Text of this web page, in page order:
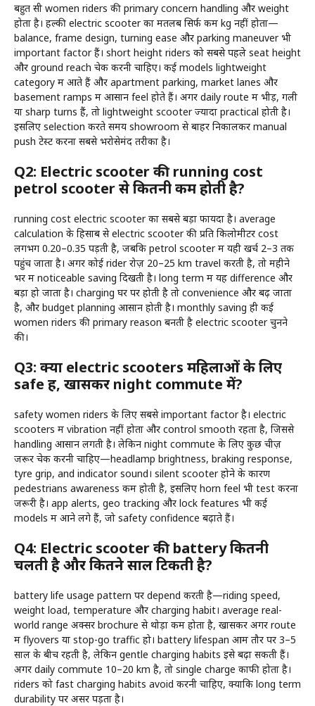
बहुत सी women riders की primary concern handling और weight
होता है। हल्की electric scooter का मतलब सिर्फ कम kg नहीं होता—
balance, frame design, turning ease और parking maneuver भी
important factor हैं। short height riders को सबसे पहले seat height
और ground reach चेक करनी चाहिए। कई models lightweight
category में आते हैं और apartment parking, market lanes और
basement ramps में आसान feel होते हैं। अगर daily route में भीड़, गली
या sharp turns हैं, तो lightweight scooter ज्यादा practical होती है।
इसलिए selection करते समय showroom से बाहर निकालकर manual
push टेस्ट करना सबसे भरोसेमंद तरीका है।
Q2: Electric scooter की running cost
petrol scooter से कितनी कम होती है?
running cost electric scooter का सबसे बड़ा फायदा है। average
calculation के हिसाब से electric scooter की प्रति किलोमीटर cost
लगभग ₹0.20–₹0.35 पड़ती है, जबकि petrol scooter में यही खर्च ₹2–₹3 तक
पहुंच जाता है। अगर कोई rider रोज़ 20–25 km travel करती है, तो महीने
भर में noticeable saving दिखती है। long term में यह difference और
बड़ा हो जाता है। charging घर पर होती है तो convenience और बढ़ जाता
है, और budget planning आसान होती है। monthly saving ही कई
women riders की primary reason बनती है electric scooter चुनने
की।
Q3: क्या electric scooters महिलाओं के लिए
safe हैं, खासकर night commute में?
safety women riders के लिए सबसे important factor है। electric
scooters में vibration नहीं होता और control smooth रहता है, जिससे
handling आसान लगती है। लेकिन night commute के लिए कुछ चीज़ें
जरूर चेक करनी चाहिए—headlamp brightness, braking response,
tyre grip, and indicator sound। silent scooter होने के कारण
pedestrians awareness कम होती है, इसलिए horn feel भी test करना
जरूरी है। app alerts, geo tracking और lock features भी कई
models में आने लगे हैं, जो safety confidence बढ़ाते हैं।
Q4: Electric scooter की battery कितनी
चलती है और कितने साल टिकती है?
battery life usage pattern पर depend करती है—riding speed,
weight load, temperature और charging habit। average real-
world range अक्सर brochure से थोड़ा कम होता है, खासकर अगर route
में flyovers या stop-go traffic हो। battery lifespan आम तौर पर 3–5
साल के बीच रहती है, लेकिन gentle charging habits इसे बढ़ा सकती हैं।
अगर daily commute 10–20 km है, तो single charge काफी होता है।
riders को fast charging habits avoid करनी चाहिए, क्योंकि long term
durability पर असर पड़ता है।